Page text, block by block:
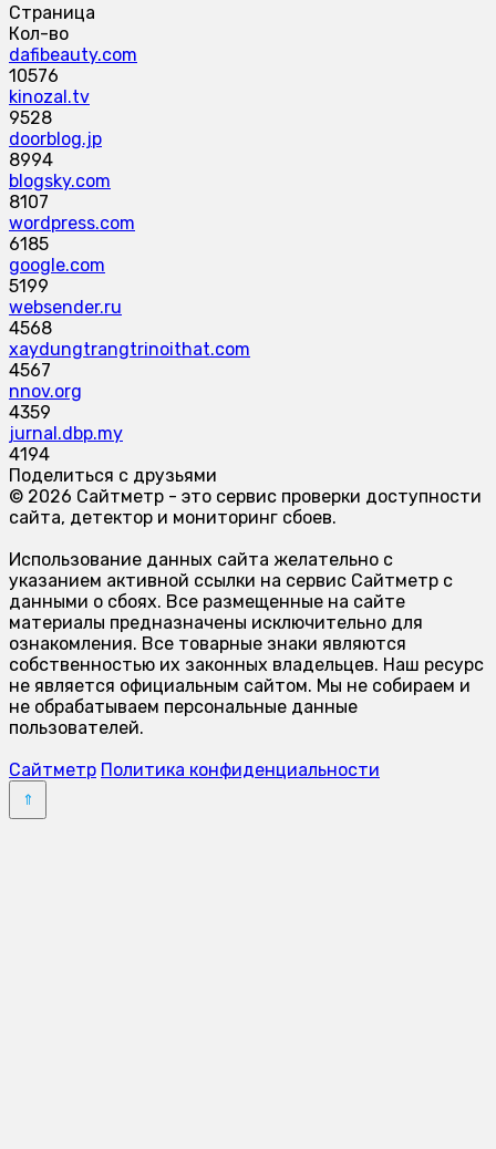
Страница
Кол-во
dafibeauty.com
10576
kinozal.tv
9528
doorblog.jp
8994
blogsky.com
8107
wordpress.com
6185
google.com
5199
websender.ru
4568
xaydungtrangtrinoithat.com
4567
nnov.org
4359
jurnal.dbp.my
4194
Поделиться с друзьями
© 2026 Сайтметр - это сервис проверки доступности
сайта, детектор и мониторинг сбоев.
Использование данных сайта желательно с
указанием активной ссылки на сервис Сайтметр с
данными о сбоях. Все размещенные на сайте
материалы предназначены исключительно для
ознакомления. Все товарные знаки являются
собственностью их законных владельцев. Наш ресурс
не является официальным сайтом. Мы не собираем и
не обрабатываем персональные данные
пользователей.
Сайтметр Политика конфиденциальности